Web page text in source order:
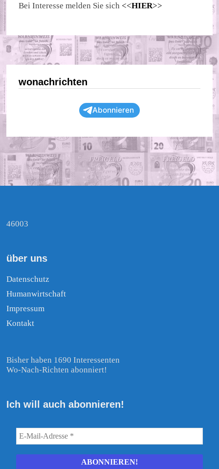
Bei Interesse melden Sie sich <<HIER>>
wonachrichten
Abonnieren
46003
über uns
Datenschutz
Humanwirtschaft
Impressum
Kontakt
Bisher haben 1690 Interessenten
Wo-Nach-Richten abonniert!
Ich will auch abonnieren!